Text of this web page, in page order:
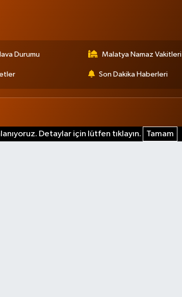
Durumu Malatya Namaz Vakitleri
Son Dakika Haberleri
Detaylar için lütfen tıklayın. Tamam